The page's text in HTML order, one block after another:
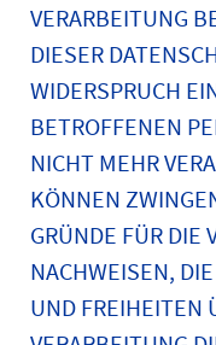
VERARBEITUNG
DIESER
WIDERSPRUCH
BETROFFENEN
NICHT MEHR
KÖNNEN
GRÜNDE FÜR DIE
NACHWEISEN,
UND FREIHEITEN